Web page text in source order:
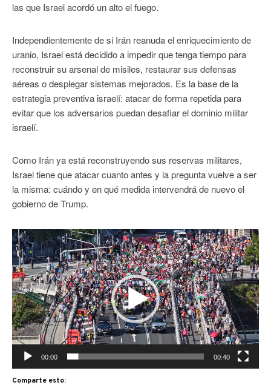
las que Israel acordó un alto el fuego.
Independientemente de si Irán reanuda el enriquecimiento de
uranio, Israel está decidido a impedir que tenga tiempo para
reconstruir su arsenal de misiles, restaurar sus defensas
aéreas o desplegar sistemas mejorados. Es la base de la
estrategia preventiva israelí: atacar de forma repetida para
evitar que los adversarios puedan desafiar el dominio militar
israelí.
Como Irán ya está reconstruyendo sus reservas militares,
Israel tiene que atacar cuanto antes y la pregunta vuelve a ser
la misma: cuándo y en qué medida intervendrá de nuevo el
gobierno de Trump.
Reproductor
de
vídeo
00:00 00:40
Comparte esto: